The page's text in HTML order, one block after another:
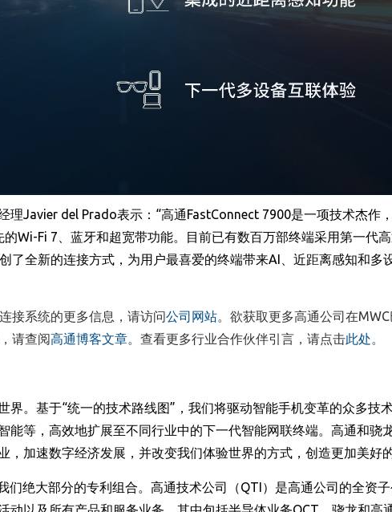
理Javier del Prado表示：“高通FastConnect 7900是一项技术杰作
的Wi-Fi 7 、蓝牙和超宽带功能。目前已有数百万部终端采用第一代
了全新的连接方式，为用户最喜爱的终端带来AI 、近距离感知和多
接系统的更多信息，请访问公司网站。欲获取更多高通公司在MWC
请查阅高通博客文章。查看更多行业合作伙伴引言，请点击此处。
界。基于“统一的技术路线图”，我们将驱动智能手机变革的众多
能等，高效地扩展至不同行业中的下一代智能网联终端。高通和骁
，加速数字经济发展，并改变我们体验世界的方式，创造更加美好的
们绝大部分的专利组合。高通技术公司（QTI）是高通公司的全资